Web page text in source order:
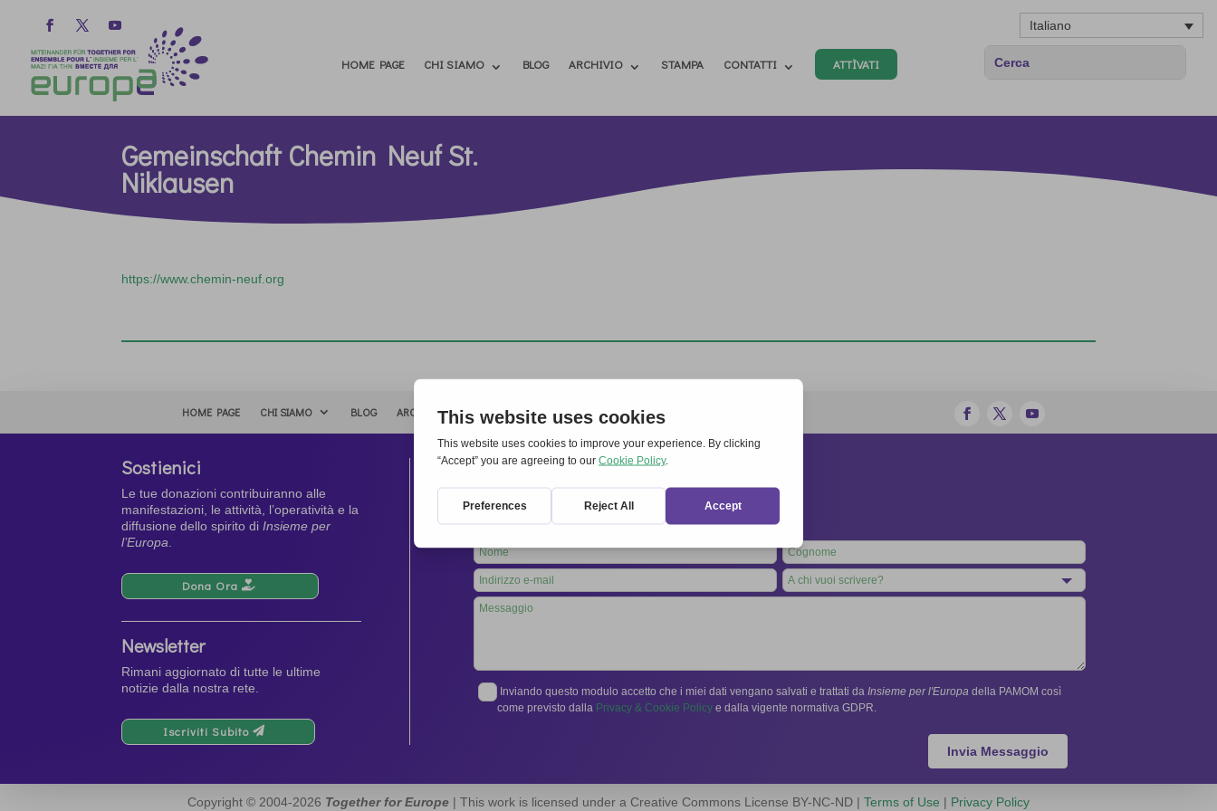
Italiano
HOME PAGE CHI SIAMO BLOG ARCHIVIO STAMPA CONTATTI ATTÌVATI
Gemeinschaft Chemin Neuf St.
Niklausen
https://www.chemin-neuf.org
HOME PAGE CHI SIAMO BLOG ARCHIVIO STAMPA CONTATTI ATTÌVATI
Sostienici
Le tue donazioni contribuiranno alle
manifestazioni, le attività, l’operatività e la
diffusione dello spirito diInsieme per
l’Europa
Dona Ora
Newsletter
Rimani aggiornato di tutte le ultime
notizie dalla nostra rete.
Iscriviti Subito
Contatti
Segreteria Internazionale:
Via Frascati 336, 00040 Rocca di Papa (Roma), Italia
06 94798302
Leave
this
field
blank
Inviando questo modulo accetto che i miei dati vengano salvati e trattati daInsieme per l'Europa della PAMOM così
come previsto dalla Privacy & Cookie Policye dalla vigente normativa GDPR.
Invia Messaggio
Copyright © 2004-2026 Together for Europe | This work is licensed under a Creative Commons License BY-NC-ND | Terms of Use | Privacy Policy